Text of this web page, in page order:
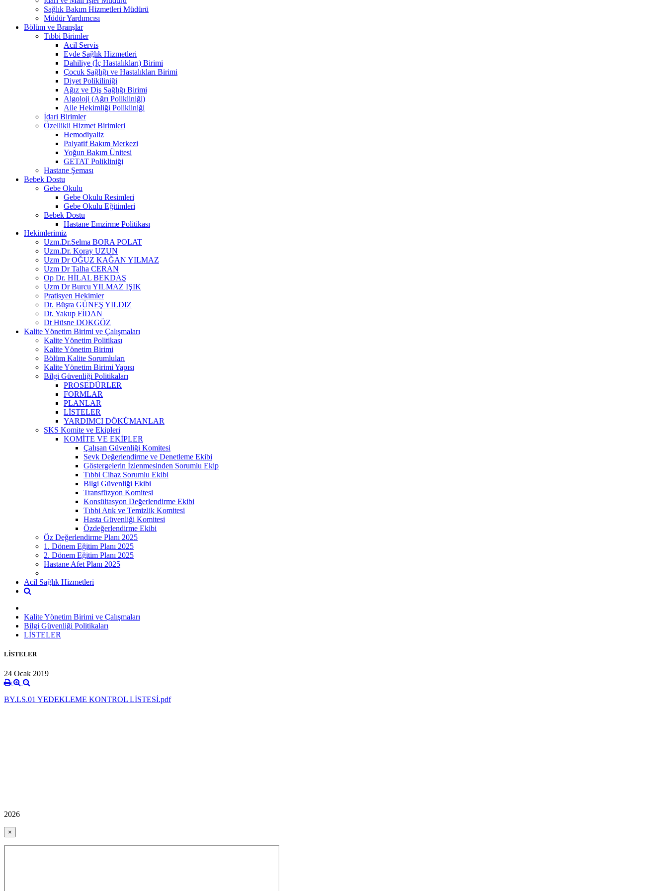
Sağlık Bakım Hizmetleri Müdürü
Müdür Yardımcısı
Bölüm ve Branşlar
Tıbbi Birimler
Acil Servis
Evde Sağlık Hizmetleri
Dahiliye (İç Hastalıkları) Birimi
Çocuk Sağlığı ve Hastalıkları Birimi
Diyet Polikiliniği
Ağız ve Diş Sağlığı Birimi
Algoloji (Ağrı Polikliniği)
Aile Hekimliği Polikliniği
İdari Birimler
Özellikli Hizmet Birimleri
Hemodiyaliz
Palyatif Bakım Merkezi
Yoğun Bakım Ünitesi
GETAT Polikliniği
Hastane Şeması
Bebek Dostu
Gebe Okulu
Gebe Okulu Resimleri
Gebe Okulu Eğitimleri
Bebek Dostu
Hastane Emzirme Politikası
Hekimlerimiz
Uzm.Dr.Selma BORA POLAT
Uzm.Dr. Koray UZUN
Uzm Dr OĞUZ KAĞAN YILMAZ
Uzm Dr Talha CERAN
Op Dr. HİLAL BEKDAŞ
Uzm Dr Burcu YILMAZ IŞIK
Pratisyen Hekimler
Dt. Büşra GÜNEŞ YILDIZ
Dt. Yakup FİDAN
Dt Hüsne DOKGÖZ
Kalite Yönetim Birimi ve Çalışmaları
Kalite Yönetim Politikası
Kalite Yönetim Birimi
Bölüm Kalite Sorumluları
Kalite Yönetim Birimi Yapısı
Bilgi Güvenliği Politikaları
PROSEDÜRLER
FORMLAR
PLANLAR
LİSTELER
YARDIMCI DÖKÜMANLAR
SKS Komite ve Ekipleri
KOMİTE VE EKİPLER
Çalışan Güvenliği Komitesi
Sevk Değerlendirme ve Denetleme Ekibi
Göstergelerin İzlenmesinden Sorumlu Ekip
Tıbbi Cihaz Sorumlu Ekibi
Bilgi Güvenliği Ekibi
Transfüzyon Komitesi
Konsültasyon Değerlendirme Ekibi
Tıbbi Atık ve Temizlik Komitesi
Hasta Güvenliği Komitesi
Özdeğerlendirme Ekibi
Öz Değerlendirme Planı 2025
1. Dönem Eğitim Planı 2025
2. Dönem Eğitim Planı 2025
Hastane Afet Planı 2025
Acil Sağlık Hizmetleri
Kalite Yönetim Birimi ve Çalışmaları
Bilgi Güvenliği Politikaları
LİSTELER
LİSTELER
24 Ocak 2019
BY.LS.01 YEDEKLEME KONTROL LİSTESİ.pdf
2026
×